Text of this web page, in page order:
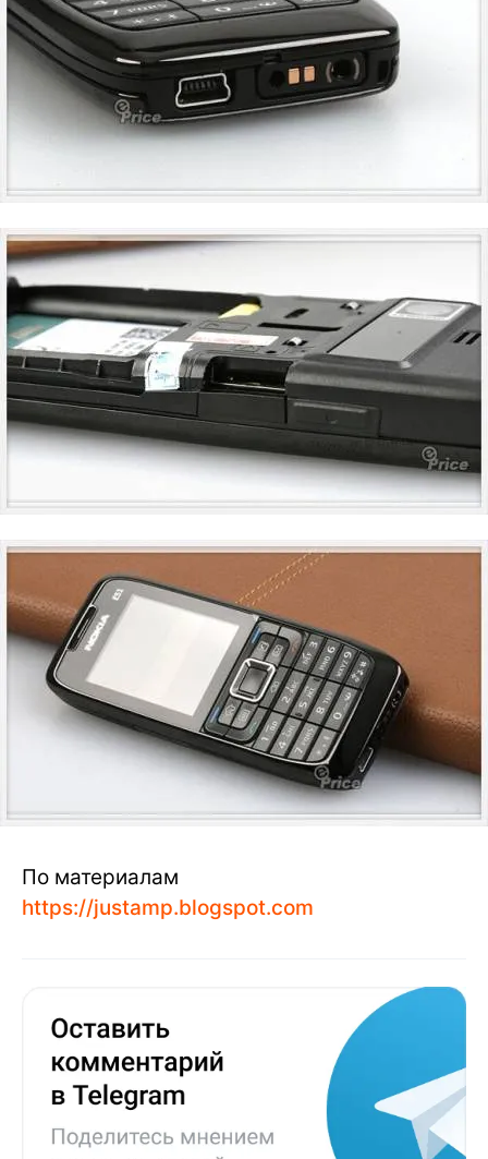
По материалам
https://justamp.blogspot.com